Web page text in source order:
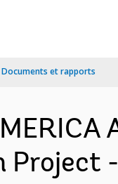
Documents et rapports